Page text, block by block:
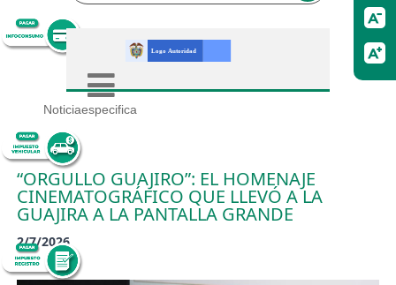
Noticiaespecifica
“ORGULLO GUAJIRO”: EL HOMENAJE
CINEMATOGRÁFICO QUE LLEVÓ A LA
GUAJIRA A LA PANTALLA GRANDE
2/7/2026